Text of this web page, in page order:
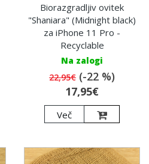
Biorazgradljiv ovitek
"Shaniara" (Midnight black)
za iPhone 11 Pro -
Recyclable
Na zalogi
22,95€ (-22 %)
17,95€
Več